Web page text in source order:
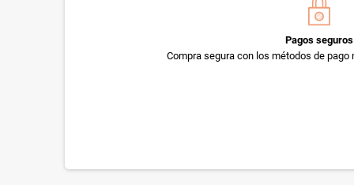
Pagos seguros
Compra segura con los métodos de